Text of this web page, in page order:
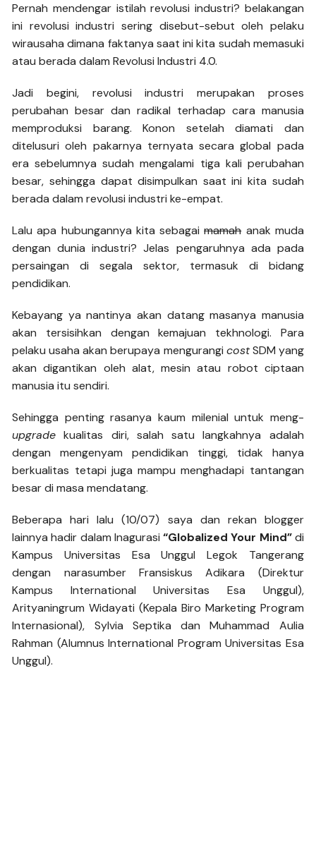
Pernah mendengar istilah revolusi industri? belakangan
ini revolusi industri sering disebut-sebut oleh pelaku
wirausaha dimana faktanya saat ini kita sudah memasuki
atau berada dalam Revolusi Industri 4.0.
Jadi begini, revolusi industri merupakan proses
perubahan besar dan radikal terhadap cara manusia
memproduksi barang. Konon setelah diamati dan
ditelusuri oleh pakarnya ternyata secara global pada
era sebelumnya sudah mengalami tiga kali perubahan
besar, sehingga dapat disimpulkan saat ini kita sudah
berada dalam revolusi industri ke-empat.
Lalu apa hubungannya kita sebagaimamahanak muda
dengan dunia industri? Jelas pengaruhnya ada pada
persaingan di segala sektor, termasuk di bidang
pendidikan.
Kebayang ya nantinya akan datang masanya manusia
akan tersisihkan dengan kemajuan tekhnologi. Para
pelaku usaha akan berupaya mengurangi costSDM yang
akan digantikan oleh alat, mesin atau robot ciptaan
manusia itu sendiri.
Sehingga penting rasanya kaum milenial untuk meng-
upgrade kualitas diri, salah satu langkahnya adalah
dengan mengenyam pendidikan tinggi, tidak hanya
berkualitas tetapi juga mampu menghadapi tantangan
besar di masa mendatang.
Beberapa hari lalu (10/07) saya dan rekan blogger
lainnya hadir dalam Inagurasi“Globalized Your Mind”di
Kampus Universitas Esa Unggul Legok Tangerang
dengan narasumber Fransiskus Adikara (Direktur
Kampus International Universitas Esa Unggul),
Arityaningrum Widayati (Kepala Biro Marketing Program
Internasional), Sylvia Septika dan Muhammad Aulia
Rahman (Alumnus International Program Universitas Esa
Unggul).